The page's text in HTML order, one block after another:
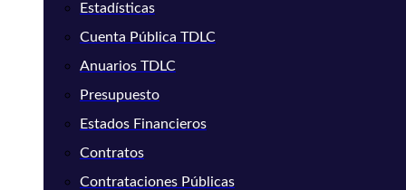
Estadísticas
Cuenta Pública TDLC
Anuarios TDLC
Presupuesto
Estados Financieros
Contratos
Contrataciones Públicas